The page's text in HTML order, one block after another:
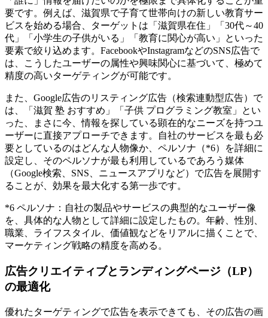
要です。例えば、滋賀県で子育て世帯向けの新しい教育サー
ビスを始める場合、ターゲットは「滋賀県在住」「30代～40
代」「小学生の子供がいる」「教育に関心が高い」といった
要素で絞り込めます。FacebookやInstagramなどのSNS広告で
は、こうしたユーザーの属性や興味関心に基づいて、極めて
精度の高いターゲティングが可能です。
また、Google広告のリスティング広告（検索連動型広告）で
は、「滋賀 塾 おすすめ」「子供 プログラミング教室」とい
った、まさに今、情報を探している顕在的なニーズを持つユ
ーザーに直接アプローチできます。自社のサービスを最も必
要としているのはどんな人物像か、ペルソナ（*6）を詳細に
設定し、そのペルソナが最も利用しているであろう媒体
（Google検索、SNS、ニュースアプリなど）で広告を展開す
ることが、効果を最大化する第一歩です。
*6 ペルソナ：自社の製品やサービスの典型的なユーザー像
を、具体的な人物として詳細に設定したもの。年齢、性別、
職業、ライフスタイル、価値観などをリアルに描くことで、
マーケティング戦略の精度を高める。
広告クリエイティブとランディングページ（LP）
の最適化
優れたターゲティングで広告を表示できても、その広告の画